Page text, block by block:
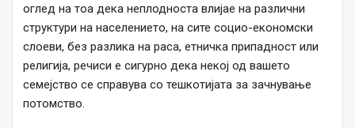
оглед на тоа дека неплодноста влијае на различни
структури на населението, на сите социо-економски
слоеви, без разлика на раса, етничка припадност или
религија, речиси е сигурно дека некој од вашето
семејство се справува со тешкотијата за зачнување
потомство.